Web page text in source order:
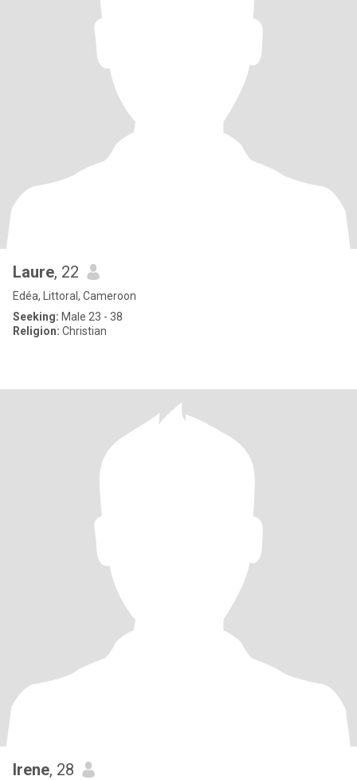
Laure, 22
Edéa, Littoral, Cameroon
Seeking: Male 23 - 38
Religion: Christian
Irene, 28